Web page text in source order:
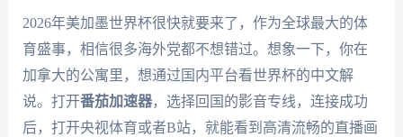
2026年美加墨世界杯很快就要来了，作为全球最大的体
育盛事，相信很多海外党都不想错过。想象一下，你在
加拿大的公寓里，想通过国内平台看世界杯的中文解
说。打开番茄加速器，选择回国的影音专线，连接成功
后，打开央视体育或者B站，就能看到高清流畅的直播画